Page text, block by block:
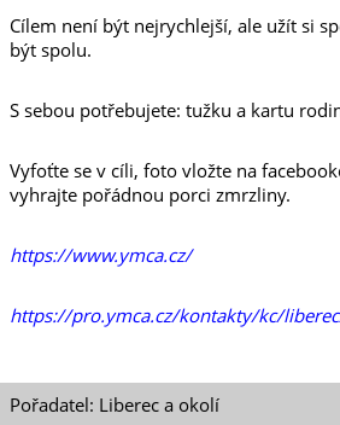
Cílem není být nejrychlejší, ale užít si
být spolu.
S sebou potřebujete: tužku a kartu
Vyfoťte se v cíli, foto vložte na
vyhrajte pořádnou porci zmrzliny.
https://www.ymca.cz/
https://pro.ymca.cz/kontakty/kc/
Pořadatel: Liberec a okolí